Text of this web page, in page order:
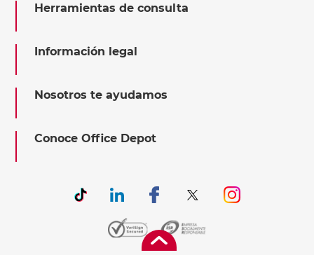
Herramientas de consulta
Información legal
Nosotros te ayudamos
Conoce Office Depot